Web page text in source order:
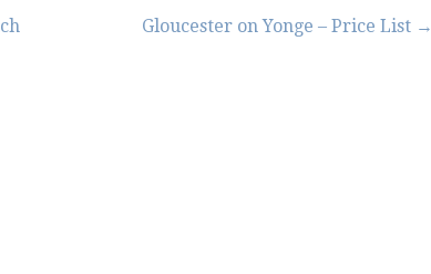
Gloucester on Yonge – Price List →